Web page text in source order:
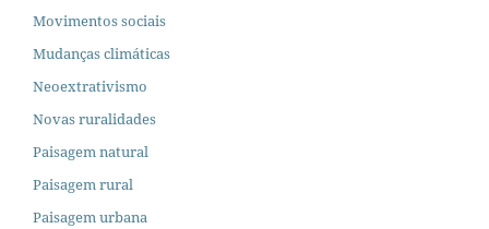
Movimentos sociais
Mudanças climáticas
Neoextrativismo
Novas ruralidades
Paisagem natural
Paisagem rural
Paisagem urbana